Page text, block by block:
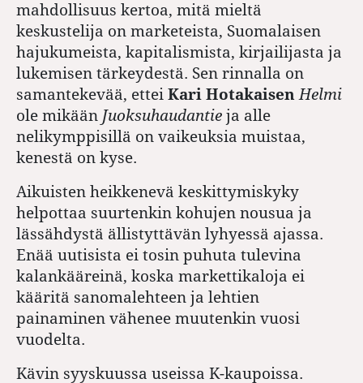
mahdollisuus kertoa, mitä mieltä
keskustelija on marketeista, Suomalaisen
hajukumeista, kapitalismista, kirjailijasta ja
lukemisen tärkeydestä. Sen rinnalla on
samantekevää, ettei Kari Hotakaisen Helmi
ole mikään Juoksuhaudantie ja alle
nelikymppisillä on vaikeuksia muistaa,
kenestä on kyse.
Aikuisten heikkenevä keskittymiskyky
helpottaa suurtenkin kohujen nousua ja
lässähdystä ällistyttävän lyhyessä ajassa.
Enää uutisista ei tosin puhuta tulevina
kalankääreinä, koska markettikaloja ei
kääritä sanomalehteen ja lehtien
painaminen vähenee muutenkin vuosi
vuodelta.
Kävin syyskuussa useissa K-kaupoissa.